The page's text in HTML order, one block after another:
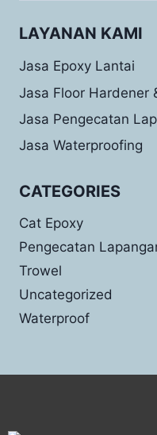
LAYANAN KAMI
Jasa Epoxy Lantai
Jasa Floor Hardener
Jasa Pengecatan
Jasa Waterproofing
CATEGORIES
Cat Epoxy
Pengecatan
Trowel
Uncategorized
Waterproof